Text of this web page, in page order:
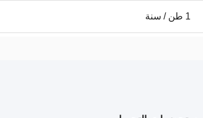
1 طن / سنة